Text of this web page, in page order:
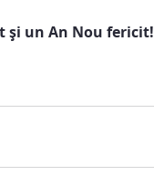
și un An Nou fericit!